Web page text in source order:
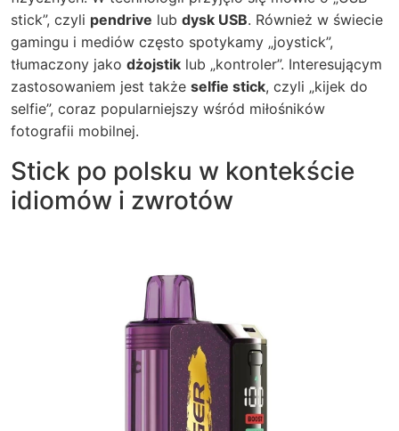
stick”, czyli pendrive lub dysk USB. Również w świecie
gamingu i mediów często spotykamy „joystick”,
tłumaczony jako dżojstik lub „kontroler”. Interesującym
zastosowaniem jest także selfie stick, czyli „kijek do
selfie”, coraz popularniejszy wśród miłośników
fotografii mobilnej.
Stick po polsku w kontekście
idiomów i zwrotów